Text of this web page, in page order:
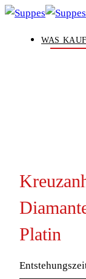
Zum
springenWAS
Platin